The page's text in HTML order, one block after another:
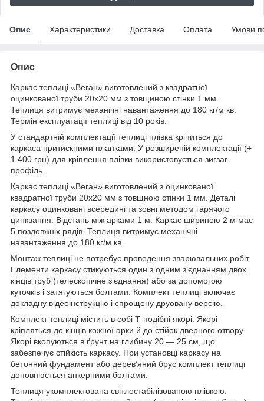
Опис Характеристики Доставка Оплата Умови
Опис
Каркас теплиці «Веган» виготовлений з квадратної
оцинкованої труби 20х20 мм з товщиною стінки 1 мм.
Теплиця витримує механічні навантаження до 180 кг/м кв.
Термін експлуатації теплиці від 10 років.
У стандартній комплектації теплиці плівка кріпиться до
каркаса притискними планками. У розширеній комплектації (+
1 400 грн) для кріплення плівки використовується зигзаг-
профіль.
Каркас теплиці «Веган» виготовлений з оцинкованої
квадратної труби 20х20 мм з товщною стінки 1 мм. Деталі
каркасу оцинковані всередині та зовні методом гарячого
цинквання. Відстань між арками 1 м. Каркас шириною 2 м має
5 поздовжніх рядів. Теплиця витримує механічні
навантаження до 180 кг/м кв.
Монтаж теплиці не потребує проведення зварювальних робіт.
Елементи каркасу стикуються один з одним з’єднанням двох
кінців труб (телескопічне з’єднання) або за допомогою
куточків і затягуються болтами. Комплект теплиці включає
докладну відеоінструкцію і спрощену друовану версію.
Комплект теплиці містить в собі Т-подібні якорі. Якорі
кріпляться до кінців кожної арки й до стійок дверного отвору.
Якорі вкопуються в ґрунт на глибину 20 — 25 см, що
забезпечує стійкість каркасу. При установці каркасу на
бетонний фундамент або дерев’яний брус комплект теплиці
доповнюється анкерними болтами.
Теплиця укомплектована світлостабілізованою плівкою.